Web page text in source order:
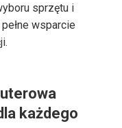
sprzętu i
wsparcie
każdego